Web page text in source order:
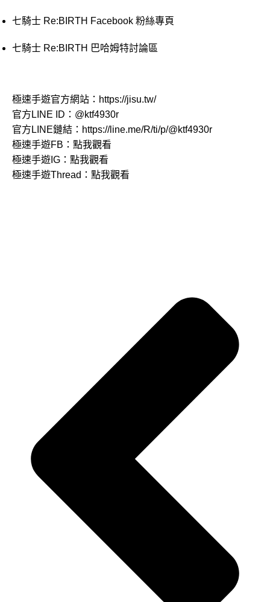
七騎士 Re:BIRTH Facebook 粉絲專頁
七騎士 Re:BIRTH 巴哈姆特討論區
極速手遊官方網站： https://jisu.tw/
官方LINE ID： @ktf4930r
官方LINE鏈結： https://line.me/R/ti/p/@ktf4930r
極速手遊FB： 點我觀看
極速手遊IG： 點我觀看
極速手遊Thread： 點我觀看